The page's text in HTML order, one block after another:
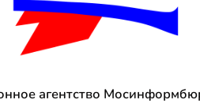
агентство